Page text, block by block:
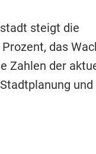
steigt die
das
Zahlen der
und